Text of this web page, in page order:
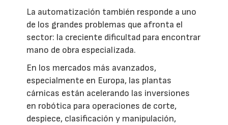
La automatización también responde a uno
de los grandes problemas que afronta el
sector: la creciente dificultad para encontrar
mano de obra especializada.
En los mercados más avanzados,
especialmente en Europa, las plantas
cárnicas están acelerando las inversiones
en robótica para operaciones de corte,
despiece, clasificación y manipulación,